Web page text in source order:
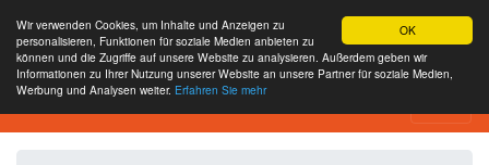
OK
Wir verwenden Cookies, um Inhalte und Anzeigen zu
personalisieren, Funktionen für soziale Medien anbieten zu
können und die Zugriffe auf unsere Website zu analysieren. Außerdem geben wir
Informationen zu Ihrer Nutzung unserer Website an unsere Partner für soziale Medien,
Werbung und Analysen weiter. Erfahren Sie mehr
Website Review